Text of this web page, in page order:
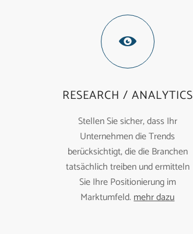
RESEARCH / ANALYTICS
Stellen Sie sicher, dass Ihr
Unternehmen die Trends
berücksichtigt, die die Branchen
tatsächlich treiben und ermitteln
Sie Ihre Positionierung im
Marktumfeld.mehr dazu